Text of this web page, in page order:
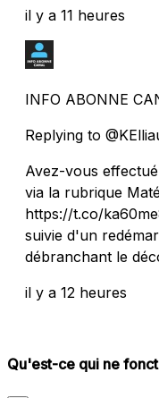
il y a 11 heures
INFO ABONNE
Replying to
Avez-vous
via la rubrique
https://t.co/
suivie d'un
débranchant le
il y a 12 heures
Qu'est-ce qui ne